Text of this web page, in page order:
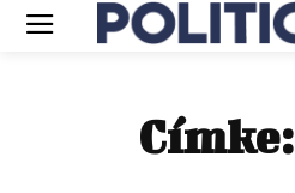
Címke: